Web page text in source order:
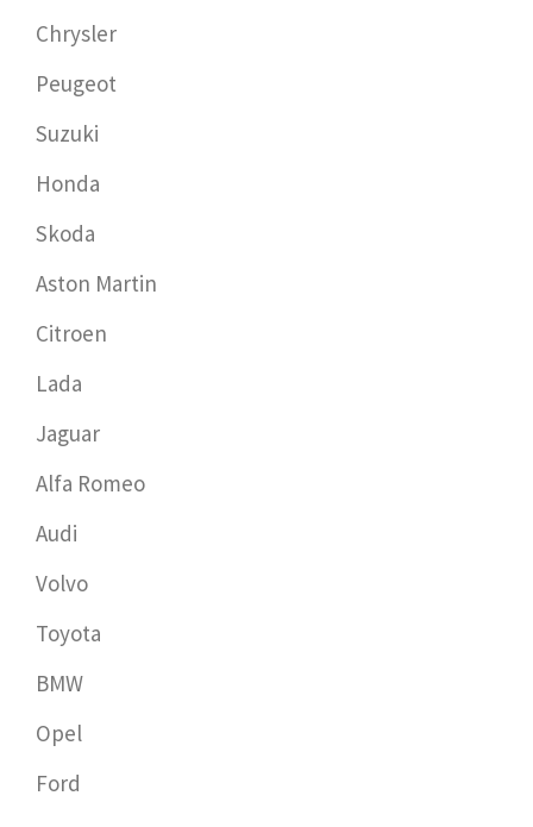
Chrysler
Peugeot
Suzuki
Honda
Skoda
Aston Martin
Citroen
Lada
Jaguar
Alfa Romeo
Audi
Volvo
Toyota
BMW
Opel
Ford